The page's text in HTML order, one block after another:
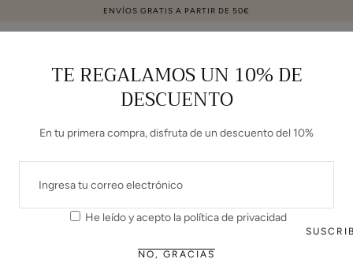
ENVÍOS GRATIS A PARTIR DE 50€
O
L
E
HOMBRE HOMBRE
ZAPATILLAS DE LONAS
MÁS VENDIDOS
TE REGALAMOS UN 10% DE
DESCUENTO
En tu primera compra, disfruta de un descuento del 10%
CORREO
He leído y acepto la política de privacidad
NO, GRACIAS